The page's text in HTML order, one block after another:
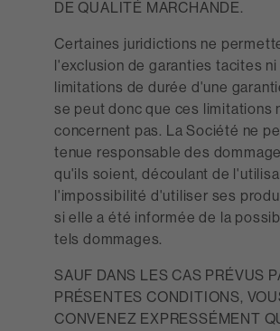
DE QUALITÉ MARCHANDE.
Certaines juridictions ne
l'exclusion de garanties tacites ni
limitations de durée d'une
se peut donc que ces limitations
concernent pas. La Société ne
tenue responsable des
qu'ils soient, découlant de
l'impossibilité d'utiliser ses
si elle a été informée de la
tels dommages.
SAUF DANS LES CAS PRÉVUS
PRÉSENTES CONDITIONS,
CONVENEZ EXPRESSÉMENT